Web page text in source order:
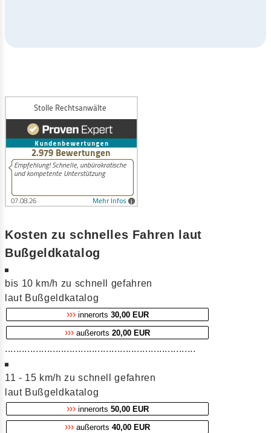
Kosten zu schnelles Fahren laut
Bußgeldkatalog
bis 10 km/h zu schnell gefahren
laut Bußgeldkatalog
›››innerorts 30,00 EUR
››› außerorts 20,00 EUR
....................................................................
11 - 15 km/h zu schnell gefahren
laut Bußgeldkatalog
›››innerorts 50,00 EUR
››› außerorts 40,00 EUR